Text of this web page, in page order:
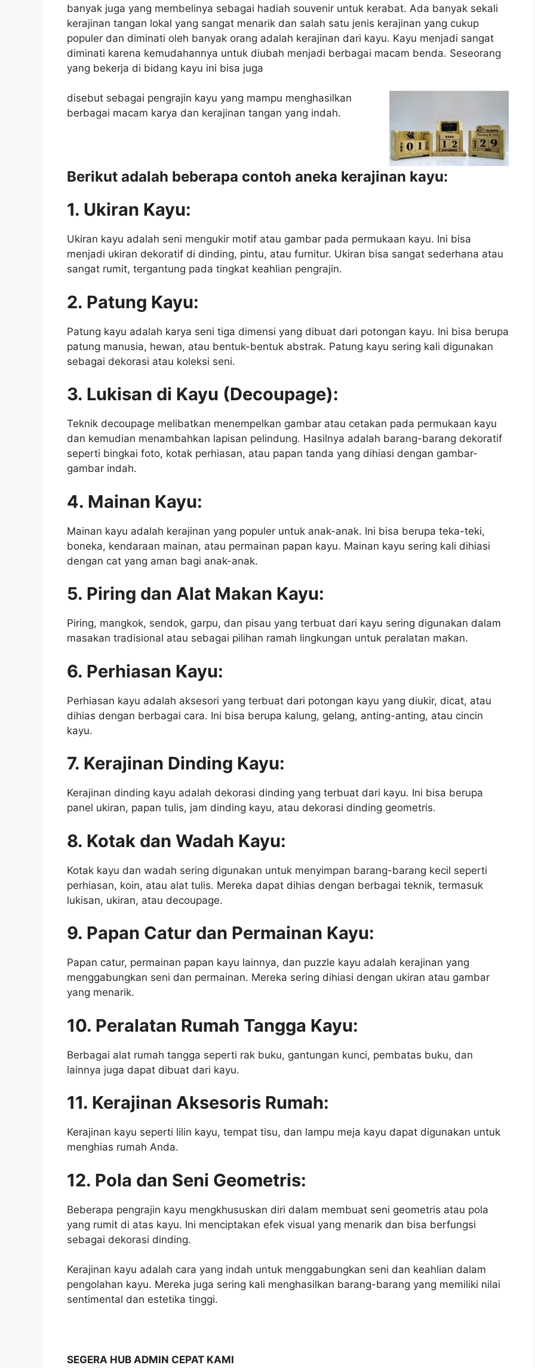
banyak juga yang membelinya sebagai hadiah souvenir untuk kerabat. Ada banyak sekali
kerajinan tangan lokal yang sangat menarik dan salah satu jenis kerajinan yang cukup
populer dan diminati oleh banyak orang adalah kerajinan dari kayu. Kayu menjadi sangat
diminati karena kemudahannya untuk diubah menjadi berbagai macam benda. Seseorang
yang bekerja di bidang kayu ini bisa juga
disebut sebagai pengrajin kayu yang mampu menghasilkan
berbagai macam karya dan kerajinan tangan yang indah.
Berikut adalah beberapa contoh aneka kerajinan kayu:
1. Ukiran Kayu:
Ukiran kayu adalah seni mengukir motif atau gambar pada permukaan kayu. Ini bisa
menjadi ukiran dekoratif di dinding, pintu, atau furnitur. Ukiran bisa sangat sederhana atau
sangat rumit, tergantung pada tingkat keahlian pengrajin.
2. Patung Kayu:
Patung kayu adalah karya seni tiga dimensi yang dibuat dari potongan kayu. Ini bisa berupa
patung manusia, hewan, atau bentuk-bentuk abstrak. Patung kayu sering kali digunakan
sebagai dekorasi atau koleksi seni.
3. Lukisan di Kayu (Decoupage):
Teknik decoupage melibatkan menempelkan gambar atau cetakan pada permukaan kayu
dan kemudian menambahkan lapisan pelindung. Hasilnya adalah barang-barang dekoratif
seperti bingkai foto, kotak perhiasan, atau papan tanda yang dihiasi dengan gambar-
gambar indah.
4. Mainan Kayu:
Mainan kayu adalah kerajinan yang populer untuk anak-anak. Ini bisa berupa teka-teki,
boneka, kendaraan mainan, atau permainan papan kayu. Mainan kayu sering kali dihiasi
dengan cat yang aman bagi anak-anak.
5. Piring dan Alat Makan Kayu:
Piring, mangkok, sendok, garpu, dan pisau yang terbuat dari kayu sering digunakan dalam
masakan tradisional atau sebagai pilihan ramah lingkungan untuk peralatan makan.
6. Perhiasan Kayu:
Perhiasan kayu adalah aksesori yang terbuat dari potongan kayu yang diukir, dicat, atau
dihias dengan berbagai cara. Ini bisa berupa kalung, gelang, anting-anting, atau cincin
kayu.
7. Kerajinan Dinding Kayu:
Kerajinan dinding kayu adalah dekorasi dinding yang terbuat dari kayu. Ini bisa berupa
panel ukiran, papan tulis, jam dinding kayu, atau dekorasi dinding geometris.
8. Kotak dan Wadah Kayu:
Kotak kayu dan wadah sering digunakan untuk menyimpan barang-barang kecil seperti
perhiasan, koin, atau alat tulis. Mereka dapat dihias dengan berbagai teknik, termasuk
lukisan, ukiran, atau decoupage.
9. Papan Catur dan Permainan Kayu:
Papan catur, permainan papan kayu lainnya, dan puzzle kayu adalah kerajinan yang
menggabungkan seni dan permainan. Mereka sering dihiasi dengan ukiran atau gambar
yang menarik.
10. Peralatan Rumah Tangga Kayu:
Berbagai alat rumah tangga seperti rak buku, gantungan kunci, pembatas buku, dan
lainnya juga dapat dibuat dari kayu.
11. Kerajinan Aksesoris Rumah:
Kerajinan kayu seperti lilin kayu, tempat tisu, dan lampu meja kayu dapat digunakan untuk
menghias rumah Anda.
12. Pola dan Seni Geometris:
Beberapa pengrajin kayu mengkhususkan diri dalam membuat seni geometris atau pola
yang rumit di atas kayu. Ini menciptakan efek visual yang menarik dan bisa berfungsi
sebagai dekorasi dinding.
Kerajinan kayu adalah cara yang indah untuk menggabungkan seni dan keahlian dalam
pengolahan kayu. Mereka juga sering kali menghasilkan barang-barang yang memiliki nilai
sentimental dan estetika tinggi.
SEGERA HUB ADMIN CEPAT KAMI